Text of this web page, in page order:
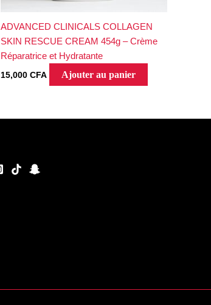
ADVANCED CLINICALS COLLAGEN
SKIN RESCUE CREAM 454g – Crème
Réparatrice et Hydratante
15,000CFA Ajouter au panier